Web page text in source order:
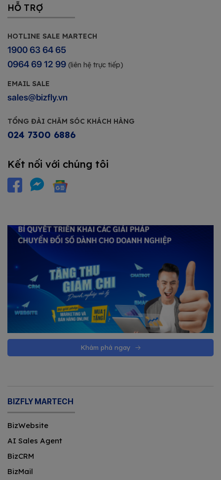
HỖ TRỢ
HOTLINE SALE MARTECH
1900 63 64 65
0964 69 12 99 (liên hệ trực tiếp)
EMAIL SALE
sales@bizfly.vn
TỔNG ĐÀI CHĂM SÓC KHÁCH HÀNG
024 7300 6886
Kết nối với chúng tôi
Khám phá ngay
BIZFLY MARTECH
BizWebsite
AI Sales Agent
BizCRM
BizMail